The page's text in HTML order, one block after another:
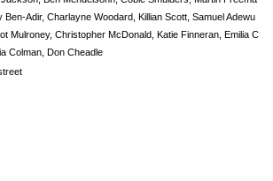
Ben-Adir, Charlayne Woodard, Killian Scott, Samuel Adewu
Mulroney, Christopher McDonald, Katie Finneran, Emilia C
Colman, Don Cheadle